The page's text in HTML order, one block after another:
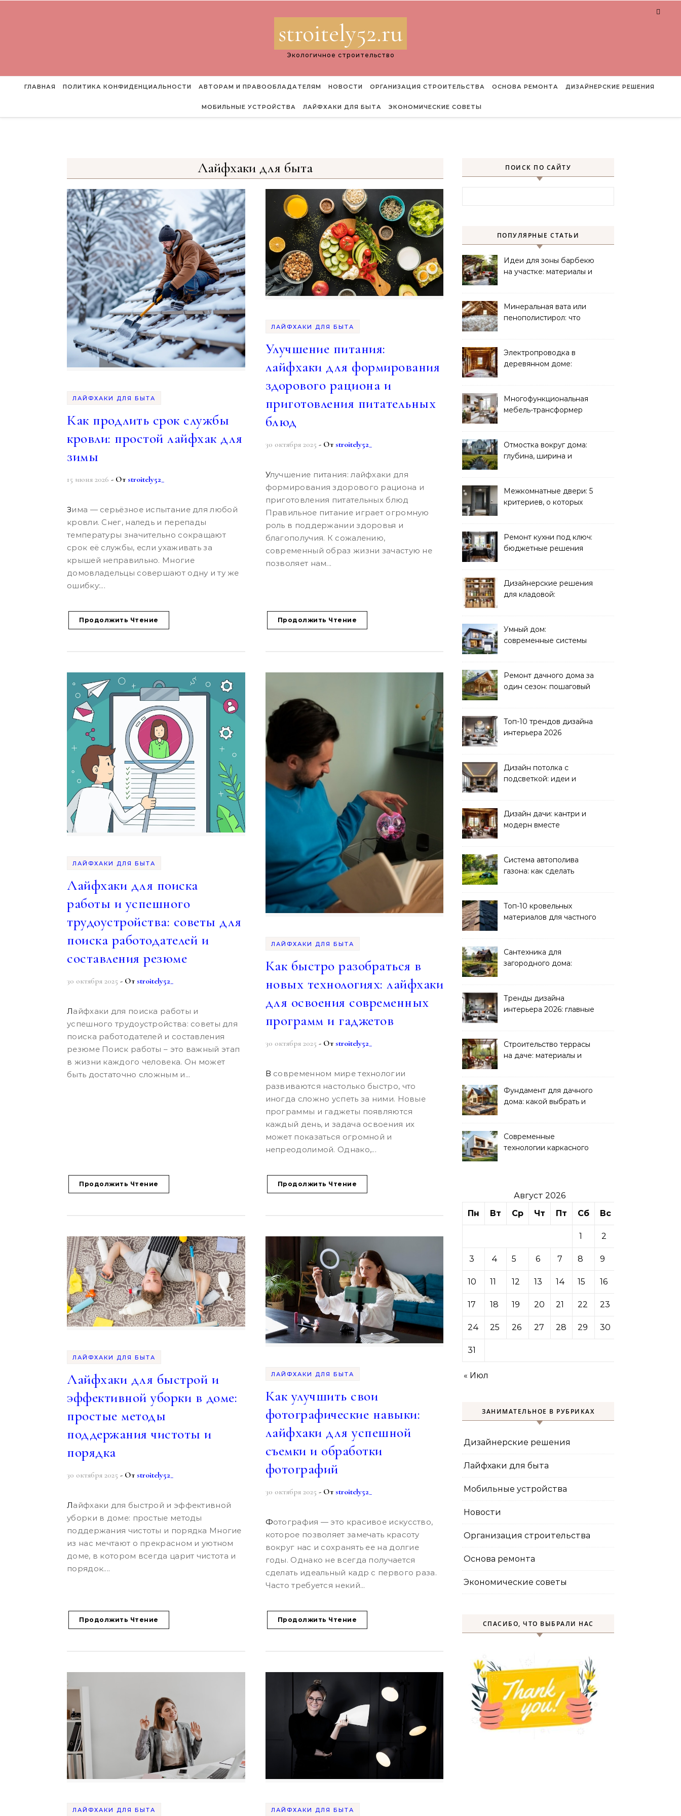
stroitely52.ru
Экологичное строительство
ГЛАВНАЯ ПОЛИТИКА КОНФИДЕНЦИАЛЬНОСТИ АВТОРАМ И ПРАВООБЛАДАТЕЛЯМ НОВОСТИ ОРГАНИЗАЦИЯ СТРОИТЕЛЬСТВА ОСНОВА РЕМОНТА ДИЗАЙНЕРСКИЕ РЕШЕНИЯ
МОБИЛЬНЫЕ УСТРОЙСТВА ЛАЙФХАКИ ДЛЯ БЫТА ЭКОНОМИЧЕСКИЕ СОВЕТЫ
Лайфхаки для быта
ЛАЙФХАКИ ДЛЯ БЫТА
Как продлить срок службы
кровли: простой лайфхак для
зимы
15 июня 2026 - От stroitely52_
Зима — серьёзное испытание для любой
кровли. Снег, наледь и перепады
температуры значительно сокращают
срок её службы, если ухаживать за
крышей неправильно. Многие
домовладельцы совершают одну и ту же
ошибку:...
Продолжить Чтение
ЛАЙФХАКИ ДЛЯ БЫТА
Улучшение питания:
лайфхаки для формирования
здорового рациона и
приготовления питательных
блюд
30 октября 2025 - От stroitely52_
Улучшение питания: лайфхаки для
формирования здорового рациона и
приготовления питательных блюд
Правильное питание играет огромную
роль в поддержании здоровья и
благополучия. К сожалению,
современный образ жизни зачастую не
позволяет нам...
Продолжить Чтение
ЛАЙФХАКИ ДЛЯ БЫТА
Лайфхаки для поиска
работы и успешного
трудоустройства: советы для
поиска работодателей и
составления резюме
30 октября 2025 - От stroitely52_
Лайфхаки для поиска работы и
успешного трудоустройства: советы для
поиска работодателей и составления
резюме Поиск работы – это важный этап
в жизни каждого человека. Он может
быть достаточно сложным и...
Продолжить Чтение
ЛАЙФХАКИ ДЛЯ БЫТА
Как быстро разобраться в
новых технологиях: лайфхаки
для освоения современных
программ и гаджетов
30 октября 2025 - От stroitely52_
В современном мире технологии
развиваются настолько быстро, что
иногда сложно успеть за ними. Новые
программы и гаджеты появляются
каждый день, и задача освоения их
может показаться огромной и
непреодолимой. Однако,...
Продолжить Чтение
ЛАЙФХАКИ ДЛЯ БЫТА
Лайфхаки для быстрой и
эффективной уборки в доме:
простые методы
поддержания чистоты и
порядка
30 октября 2025 - От stroitely52_
Лайфхаки для быстрой и эффективной
уборки в доме: простые методы
поддержания чистоты и порядка Многие
из нас мечтают о прекрасном и уютном
доме, в котором всегда царит чистота и
порядок....
Продолжить Чтение
ЛАЙФХАКИ ДЛЯ БЫТА
Как улучшить свои
фотографические навыки:
лайфхаки для успешной
съемки и обработки
фотографий
30 октября 2025 - От stroitely52_
Фотография — это красивое искусство,
которое позволяет замечать красоту
вокруг нас и сохранять ее на долгие
годы. Однако не всегда получается
сделать идеальный кадр с первого раза.
Часто требуется некий...
Продолжить Чтение
ЛАЙФХАКИ ДЛЯ БЫТА ЛАЙФХАКИ ДЛЯ БЫТА
ПОИСК ПО САЙТУ
ПОПУЛЯРНЫЕ СТАТЬИ
Идеи для зоны барбекю
на участке: материалы и
Минеральная вата или
пенополистирол: что
Электропроводка в
деревянном доме:
Многофункциональная
мебель-трансформер
Отмостка вокруг дома:
глубина, ширина и
Межкомнатные двери: 5
критериев, о которых
Ремонт кухни под ключ:
бюджетные решения
Дизайнерские решения
для кладовой:
Умный дом:
современные системы
Ремонт дачного дома за
один сезон: пошаговый
Топ-10 трендов дизайна
интерьера 2026
Дизайн потолка с
подсветкой: идеи и
Дизайн дачи: кантри и
модерн вместе
Система автополива
газона: как сделать
Топ-10 кровельных
материалов для частного
Сантехника для
загородного дома:
Тренды дизайна
интерьера 2026: главные
Строительство террасы
на даче: материалы и
Фундамент для дачного
дома: какой выбрать и
Современные
технологии каркасного
Август 2026
Пн
Вт Ср Чт Пт Сб Вс
1 2
3 4 5 6 7 8 9
10 11 12 13 14 15 16
17 18 19 20 21 22 23
24 25 26 27 28 29 30
31
« Июл
ЗАНИМАТЕЛЬНОЕ В РУБРИКАХ
Дизайнерские решения
Лайфхаки для быта
Мобильные устройства
Новости
Организация строительства
Основа ремонта
Экономические советы
СПАСИБО, ЧТО ВЫБРАЛИ НАС